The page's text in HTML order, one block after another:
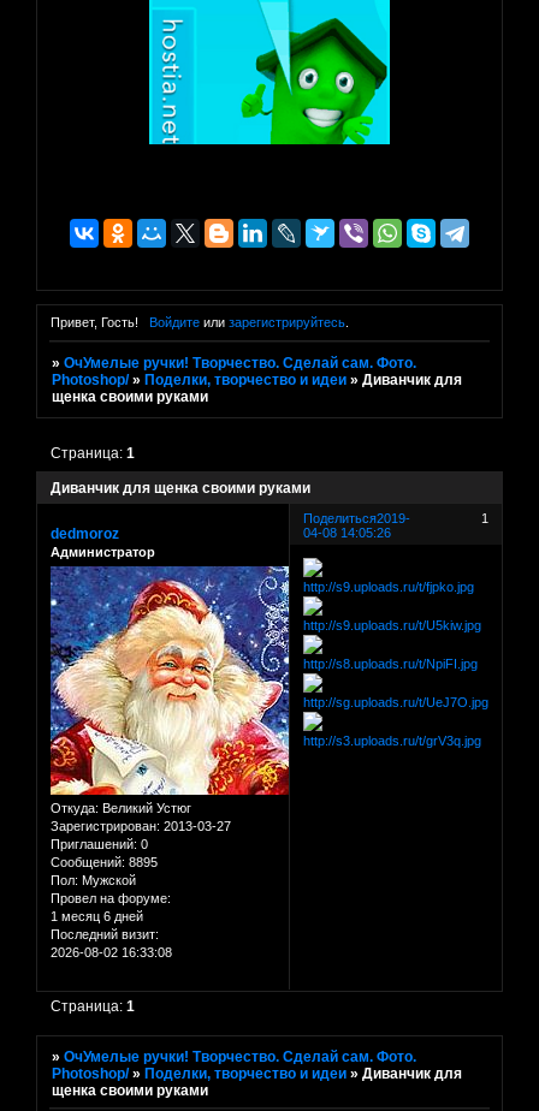
Привет, Гость! Войдитеили зарегистрируйтесь.
»ОчУмелые ручки! Творчество. Сделай сам. Фото.
Photoshop/ » Поделки, творчество и идеи »Диванчик для
щенка своими руками
Диванчик для щенка своими руками
Страница:1
Поделиться 1
2019-
04-08 14:05:26
dedmoroz
Администратор
Откуда: Великий Устюг
Зарегистрирован: 2013-03-27
Приглашений: 0
Сообщений: 8895
Пол: Мужской
Провел на форуме:
1 месяц 6 дней
Последний визит:
2026-08-02 16:33:08
Страница:1
»ОчУмелые ручки! Творчество. Сделай сам. Фото.
Photoshop/ »Поделки, творчество и идеи »Диванчик для
щенка своими руками